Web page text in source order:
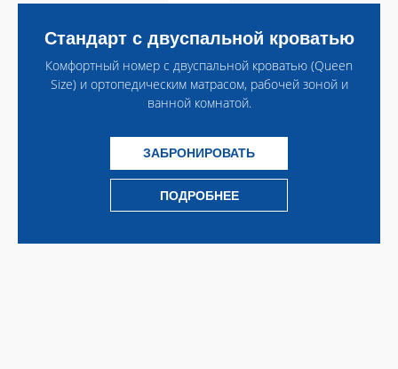
Стандарт с двуспальной кроватью
Комфортный номер с двуспальной кроватью (Queen
Size) и ортопедическим матрасом, рабочей зоной и
ванной комнатой.
ЗАБРОНИРОВАТЬ
ПОДРОБНЕЕ